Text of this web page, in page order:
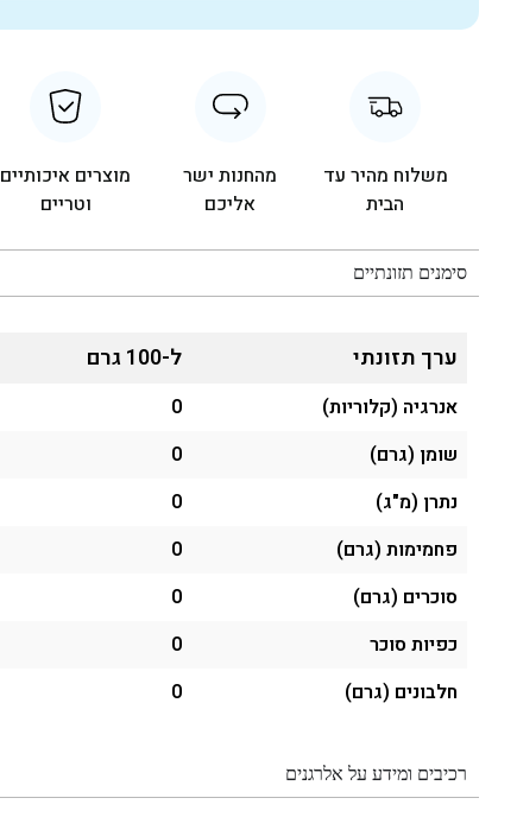
משלוח מהיר עד
הבית
מהחנות ישר
אליכם
מוצרים איכותיים
וטריים
סימנים תזונתיים
ערך תזונתי ל-100 גרם
אנרגיה (קלוריות) 0
שומן (גרם)
0
נתרן (מ"ג)
0
פחמימות (גרם)
0
סוכרים (גרם)
0
כפיות סוכר
0
חלבונים (גרם)
0
רכיבים ומידע על אלרגנים